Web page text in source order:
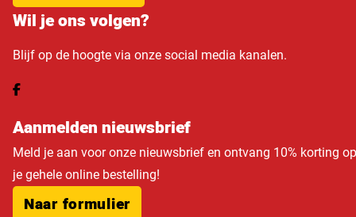
Wil je ons volgen?
Blijf op de hoogte via onze social media kanalen.
Aanmelden nieuwsbrief
Meld je aan voor onze nieuwsbrief en ontvang 10% korting op
je gehele online bestelling!
Naar formulier